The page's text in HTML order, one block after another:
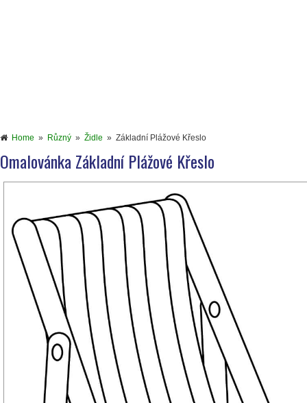
Home » Různý » Židle » Základní Plážové Křeslo
Omalovánka Základní Plážové Křeslo